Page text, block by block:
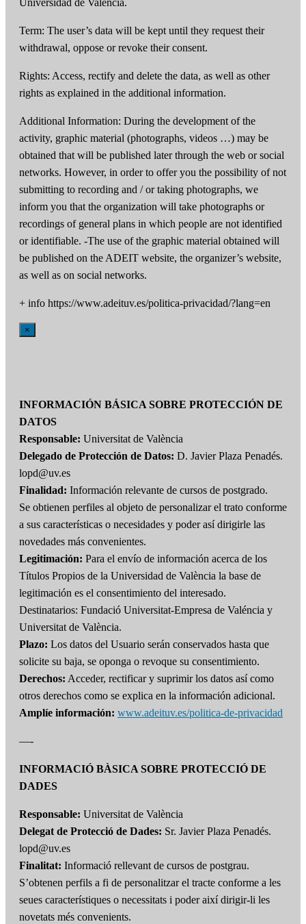
Universidad de València.
Term: The user’s data will be kept until they request their
withdrawal, oppose or revoke their consent.
Rights: Access, rectify and delete the data, as well as other
rights as explained in the additional information.
Additional Information: During the development of the
activity, graphic material (photographs, videos …) may be
obtained that will be published later through the web or social
networks. However, in order to offer you the possibility of not
submitting to recording and / or taking photographs, we
inform you that the organization will take photographs or
recordings of general plans in which people are not identified
or identifiable. -The use of the graphic material obtained will
be published on the ADEIT website, the organizer’s website,
as well as on social networks.
+ info https://www.adeituv.es/politica-privacidad/?lang=en
×
INFORMACIÓN BÁSICA SOBRE PROTECCIÓN DE
DATOS
Responsable: Universitat de València
Delegado de Protección de Datos: D. Javier Plaza Penadés.
lopd@uv.es
Finalidad: Información relevante de cursos de postgrado.
Se obtienen perfiles al objeto de personalizar el trato conforme
a sus características o necesidades y poder así dirigirle las
novedades más convenientes.
Legitimación: Para el envío de información acerca de los
Títulos Propios de la Universidad de València la base de
legitimación es el consentimiento del interesado.
Destinatarios: Fundació Universitat-Empresa de Valéncia y
Universitat de València.
Plazo: Los datos del Usuario serán conservados hasta que
solicite su baja, se oponga o revoque su consentimiento.
Derechos: Acceder, rectificar y suprimir los datos así como
otros derechos como se explica en la información adicional.
Amplíe información: www.adeituv.es/politica-de-privacidad
—-
INFORMACIÓ BÀSICA SOBRE PROTECCIÓ DE
DADES
Responsable: Universitat de València
Delegat de Protecció de Dades: Sr. Javier Plaza Penadés.
lopd@uv.es
Finalitat: Informació rellevant de cursos de postgrau.
S’obtenen perfils a fi de personalitzar el tracte conforme a les
seues característiques o necessitats i poder així dirigir-li les
novetats més convenients.